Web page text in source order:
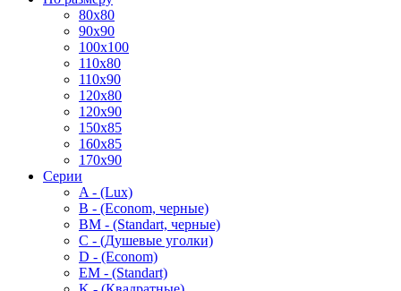
80x80
90x90
100x100
110x80
110x90
120x80
120x90
150x85
160x85
170x90
Серии
A - (Lux)
B - (Econom, черные)
BM - (Standart, черные)
C - (Душевые уголки)
D - (Econom)
EM - (Standart)